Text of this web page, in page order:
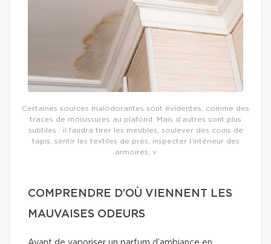
Certaines sources malodorantes sont évidentes, comme des
traces de moisissures au plafond. Mais d’autres sont plus
subtiles : il faudra tirer les meubles, soulever des coins de
tapis, sentir les textiles de près, inspecter l’intérieur des
armoires, v
COMPRENDRE D’OÙ VIENNENT LES
MAUVAISES ODEURS